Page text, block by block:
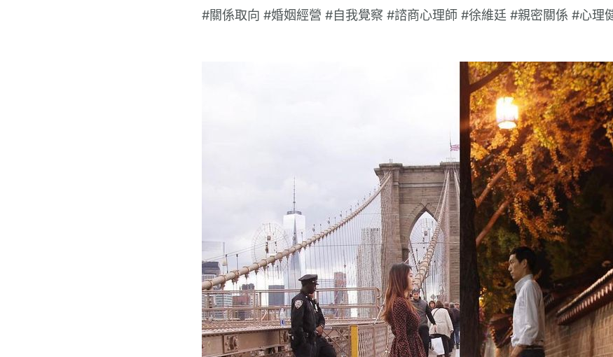
#關係取向 #婚姻經營 #自我覺察 #諮商心理師 #徐維廷 #親密關係 #心理